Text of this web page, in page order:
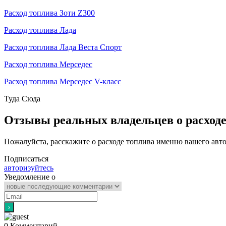
Расход топлива Зоти Z300
Расход топлива Лада
Расход топлива Лада Веста Спорт
Расход топлива Мерседес
Расход топлива Мерседес V-класс
Туда Сюда
Отзывы реальных владельцев о расходе
Пожалуйста, расскажите о расходе топлива именно вашего
Подписаться
авторизуйтесь
Уведомление о